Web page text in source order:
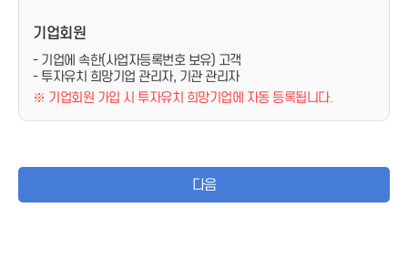
기업회원
- 기업에 속한(사업자등록번호 보유) 고객
- 투자유치 희망기업 관리자, 기관 관리자
※ 기업회원 가입 시 투자유치 희망기업에 자동 등록됩니다.
다음